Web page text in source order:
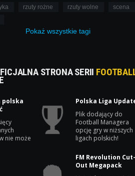
rzuty rożne rzuty wolne
scena
Pokaż wszystkie tagi
STRONA SERII
polska
nie może
Polska Liga
Plik dodający do
Football Managera
opcję gry w niższych
ligach polskich!
FM Revolution
Out Megapack